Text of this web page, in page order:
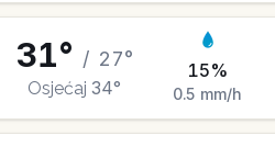
31° / 27°
Osjećaj 34°
15%
0.5 mm/h